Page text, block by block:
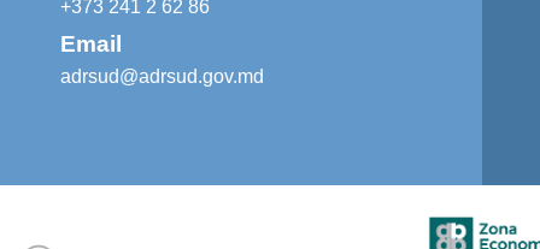
+373 241 2 62 86
Email
adrsud@adrsud.gov.md